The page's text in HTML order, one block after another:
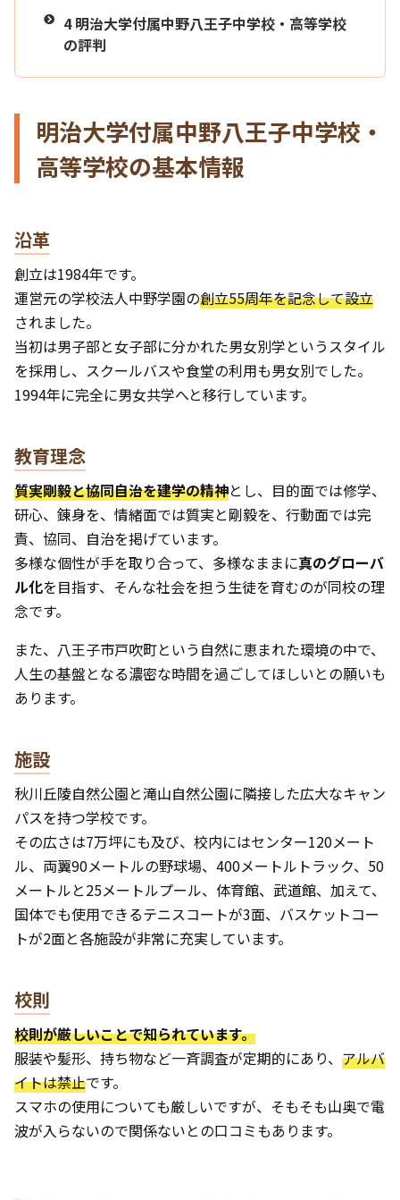
4明治大学付属中野八王子中学校・高等学校
の評判
明治大学付属中野八王子中学校・
高等学校の基本情報
沿革
創立は1984年です。
運営元の学校法人中野学園の創立55周年を記念して設立
されました。
当初は男子部と女子部に分かれた男女別学というスタイル
を採用し、スクールバスや食堂の利用も男女別でした。
1994年に完全に男女共学へと移行しています。
教育理念
質実剛毅と協同自治を建学の精神とし、目的面では修学、
研心、錬身を、情緒面では質実と剛毅を、行動面では完
責、協同、自治を掲げています。
多様な個性が手を取り合って、多様なままに真のグローバ
ル化を目指す、そんな社会を担う生徒を育むのが同校の理
念です。
また、八王子市戸吹町という自然に恵まれた環境の中で、
人生の基盤となる濃密な時間を過ごしてほしいとの願いも
あります。
施設
秋川丘陵自然公園と滝山自然公園に隣接した広大なキャン
パスを持つ学校です。
その広さは7万坪にも及び、校内にはセンター120メート
ル、両翼90メートルの野球場、400メートルトラック、50
メートルと25メートルプール、体育館、武道館、加えて、
国体でも使用できるテニスコートが3面、バスケットコー
トが2面と各施設が非常に充実しています。
校則
校則が厳しいことで知られています。
服装や髪形、持ち物など一斉調査が定期的にあり、 アルバ
イトは禁止です。
スマホの使用についても厳しいですが、そもそも山奥で電
波が入らないので関係ないとの口コミもあります。